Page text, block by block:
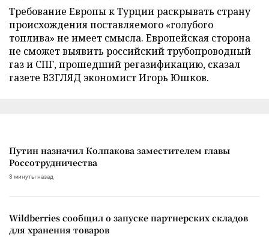
Требование Европы к Турции раскрывать страну
происхождения поставляемого «голубого
топлива» не имеет смысла. Европейская сторона
не сможет выявить российский трубопроводный
газ и СПГ, прошедший регазификацию, сказал
газете ВЗГЛЯД экономист Игорь Юшков.
Путин назначил Колпакова заместителем главы
Россотрудничества
3 минуты назад
Wildberries сообщил о запуске партнерских складов
для хранения товаров